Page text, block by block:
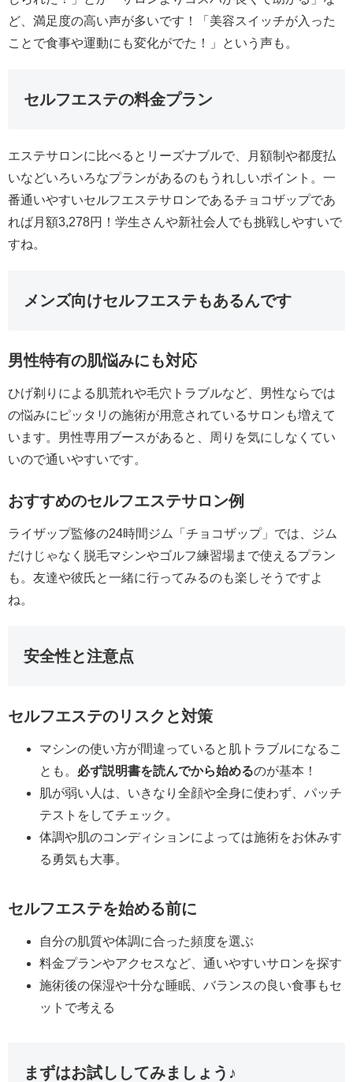
ど、満足度の高い声が多いです！「美容スイッチが入った
ことで食事や運動にも変化がでた！」という声も。
セルフエステの料金プラン
エステサロンに比べるとリーズナブルで、月額制や都度払
いなどいろいろなプランがあるのもうれしいポイント。一
番通いやすいセルフエステサロンであるチョコザップであ
れば月額3,278円！学生さんや新社会人でも挑戦しやすいで
すね。
メンズ向けセルフエステもあるんです
男性特有の肌悩みにも対応
ひげ剃りによる肌荒れや毛穴トラブルなど、男性ならでは
の悩みにピッタリの施術が用意されているサロンも増えて
います。男性専用ブースがあると、周りを気にしなくてい
いので通いやすいです。
おすすめのセルフエステサロン例
ライザップ監修の24時間ジム「チョコザップ」では、ジム
だけじゃなく脱毛マシンやゴルフ練習場まで使えるプラン
も。友達や彼氏と一緒に行ってみるのも楽しそうですよ
ね。
安全性と注意点
セルフエステのリスクと対策
マシンの使い方が間違っていると肌トラブルになるこ
とも。 必ず説明書を読んでから始めるのが基本！
肌が弱い人は、いきなり全顔や全身に使わず、パッチ
テストをしてチェック。
体調や肌のコンディションによっては施術をお休みす
る勇気も大事。
セルフエステを始める前に
自分の肌質や体調に合った頻度を選ぶ
料金プランやアクセスなど、通いやすいサロンを探す
施術後の保湿や十分な睡眠、バランスの良い食事もセ
ットで考える
まずはお試ししてみましょう♪